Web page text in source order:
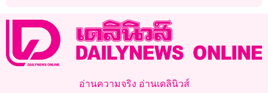
อ่านความจริง อ่านเดลินิวส์